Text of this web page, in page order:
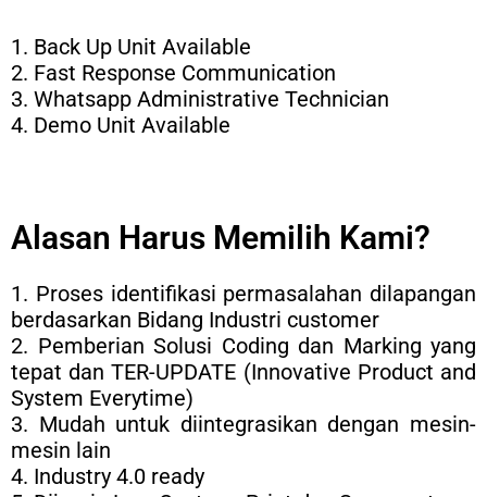
1. Back Up Unit Available
2. Fast Response Communication
3. Whatsapp Administrative Technician
4. Demo Unit Available
Alasan Harus Memilih Kami?
1. Proses identifikasi permasalahan dilapangan
berdasarkan Bidang Industri customer
2. Pemberian Solusi Coding dan Marking yang
tepat dan TER-UPDATE (Innovative Product and
System Everytime)
3. Mudah untuk diintegrasikan dengan mesin-
mesin lain
4. Industry 4.0 ready